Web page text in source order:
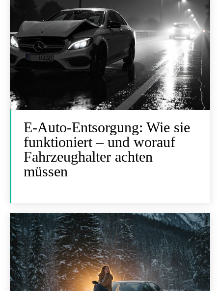
E-Auto-Entsorgung: Wie sie
funktioniert – und worauf
Fahrzeughalter achten
müssen